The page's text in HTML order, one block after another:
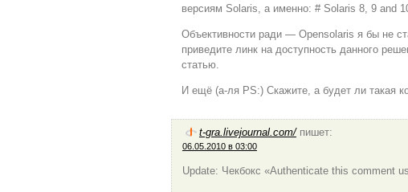
версиям Solaris, а именно: # Solaris 8, 9 and
Объективности ради — Opensolaris я бы не
приведите линк на доступность данного
статью.
И ещё (а-ля PS:) Скажите, а будет ли такая
t-gra.livejournal.com/пишет:
06.05.2010 в 03:00
Update: Чекбокс «Authenticate this comment